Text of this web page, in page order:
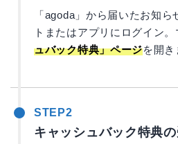
「agoda」から届いたお知
トまたはアプリにログイン
ュバック特典」ページを開き
STEP2
キャッシュバック特典